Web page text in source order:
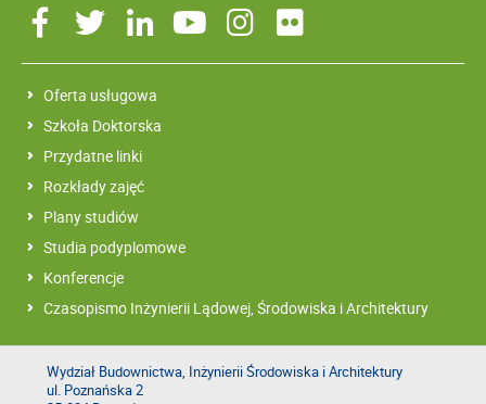
Oferta usługowa
Szkoła Doktorska
Przydatne linki
Rozkłady zajęć
Plany studiów
Studia podyplomowe
Konferencje
Czasopismo Inżynierii Lądowej, Środowiska i Architektury
Wydział Budownictwa, Inżynierii Środowiska i Architektury
ul. Poznańska 2